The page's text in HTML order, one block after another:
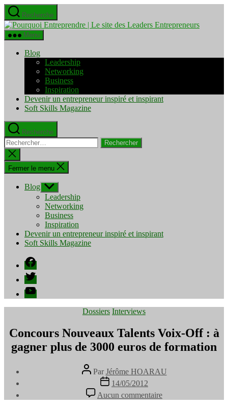
Aller
au
contenu
Recherche
Pourquoi
Menu
Blog
Leadership
Networking
Business
Inspiration
Devenir un entrepreneur inspiré et inspirant
Soft Skills Magazine
Recherche
Rechercher :
Fermer
la
recherche
Fermer le menu
Blog Afficher
le
sous-
menu
Leadership
Networking
Business
Inspiration
Devenir un entrepreneur inspiré et inspirant
Soft Skills Magazine
Facebook
Twitter
YouTube
Catégories
Dossiers Interviews
Concours Nouveaux Talents Voix-Off : à
gagner plus de 3000 euros de formation
Auteur
de
l’article
Par Jérôme HOARAU
Date
l’article
14/05/2012
Aucun commentaire
Concours